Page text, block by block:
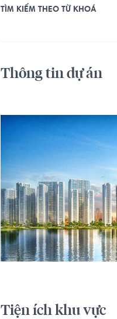
TÌM KIẾM THEO TỪ KHOÁ
Thông tin dự án
Tiện ích khu vực